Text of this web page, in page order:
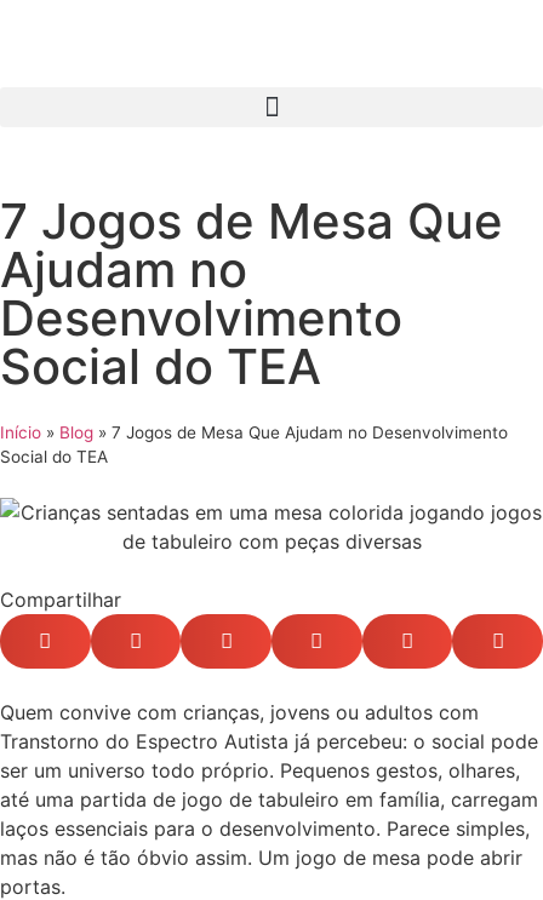
7 Jogos de Mesa Que
Ajudam no
Desenvolvimento
Social do TEA
Início » Blog » 7 Jogos de Mesa Que Ajudam no Desenvolvimento
Social do TEA
Compartilhar
Quem convive com crianças, jovens ou adultos com
Transtorno do Espectro Autista já percebeu: o social pode
ser um universo todo próprio. Pequenos gestos, olhares,
até uma partida de jogo de tabuleiro em família, carregam
laços essenciais para o desenvolvimento. Parece simples,
mas não é tão óbvio assim. Um jogo de mesa pode abrir
portas.